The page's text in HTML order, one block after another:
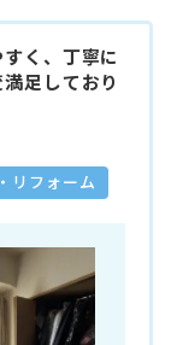
く、丁寧に
足しており
リフォーム